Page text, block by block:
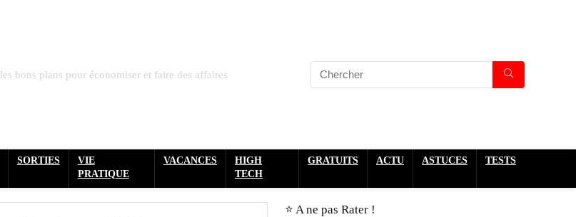
les bons plans pour économiser et faire des affaires
SORTIES
VIE
PRATIQUE
VACANCES
HIGH
TECH
GRATUITS ACTU ASTUCES TESTS
⭐️ A ne pas Rater !